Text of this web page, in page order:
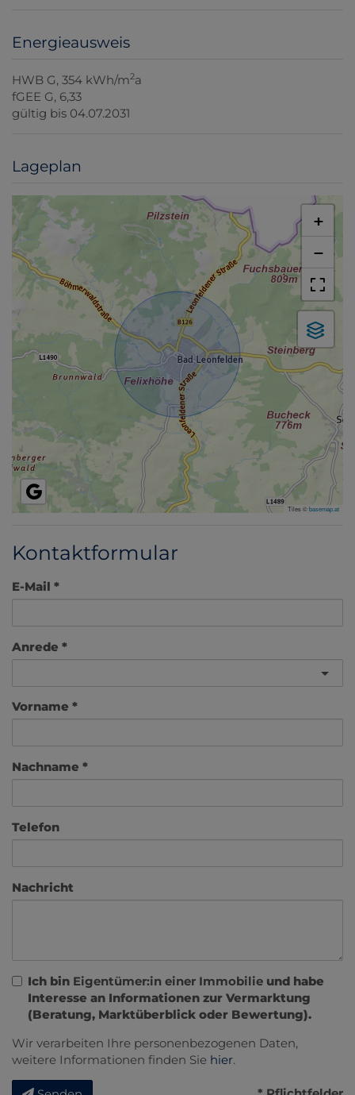
Energieausweis
HWB G, 354 kWh/m2a
fGEE G, 6,33
gültig bis 04.07.2031
Lageplan
+
−
Tiles ©basemap.at
Kontaktformular
E-Mail
Anrede
Vorname
Nachname
Telefon
Nachricht
Ich bin Eigentümer:in einer Immobilie und habe
Interesse an Informationen zur Vermarktung
(Beratung, Marktüberblick oder Bewertung).
Wir verarbeiten Ihre personenbezogenen Daten,
weitere Informationen finden Sie hier.